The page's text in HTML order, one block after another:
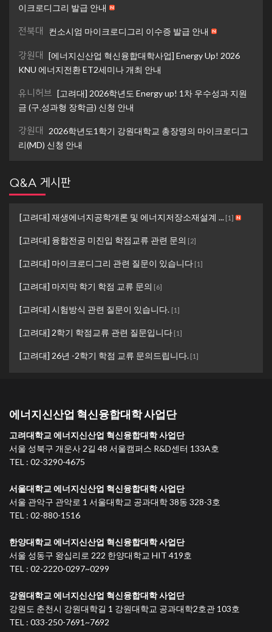
이크로디그리 발급 안내
전북대 컨소시엄 마이크로디그리 이수증 발급 안내
강원대 [에너지신산업 혁신융합대학사업] Energy Up! 2026
KNU 에너지전환 ET2세미나 개최 안내
유니허브 [고려대] 2026학년도 Energy up! 1차 우수성과 지원
금 (구.성과형 장학금) 신청 안내
강원대
2026학년도1학기 강원대학교 총장명의 마이크로디그
리(MD) 신청 안내
Q&A 게시판
[고려대] 재생에너지공학개론 및 에너지저장소재설계 ... [1]
[고려대] 융합전공 미진입 학점교류 관련 문의 [2]
[고려대] 마이크로디그리 관련 질문이 있습니다 [1]
[고려대] 마지막 학기 학점 교류 문의 [6]
[고려대] 시험방식 관련 질문이 있습니다. [1]
[고려대] 2학기 학점교류 관련 질문입니다 [1]
[고려대] 26년 -2학기 학점 교류 문의드립니다. [1]
에너지신산업 혁신융합대학 사업단
고려대학교 에너지신산업 혁신융합대학 사업단
서울 성북구 개운사 2길 48 서울캠퍼스 R&D센터 133A호
TEL : 02-3290-4675
서울대학교 에너지신산업 혁신융합대학 사업단
서울 관악구 관악로 1 서울대학교 공과대학 38동 328-3호
TEL : 02-880-1516
한양대학교 에너지신산업 혁신융합대학 사업단
서울 성동구 왕십리로 222 한양대학교 HIT 419호
TEL : 02-2220-0297~0299
강원대학교 에너지신산업 혁신융합대학 사업단
강원도 춘천시 강원대학길 1 강원대학교 공과대학2호관 103호
TEL : 033-250-7691~7692